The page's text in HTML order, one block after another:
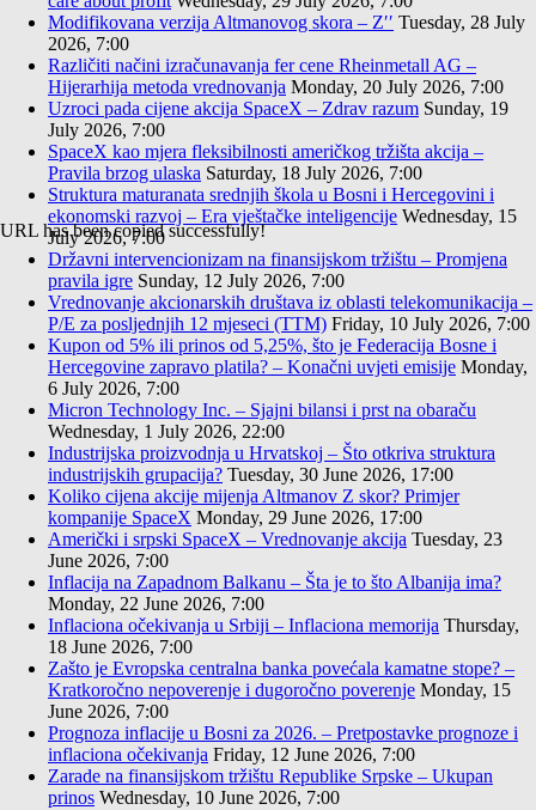
URL has been copied successfully!
Modifikovana verzija Altmanovog skora – Z′′ Tuesday, 28 July
2026, 7:00
Različiti načini izračunavanja fer cene Rheinmetall AG –
Hijerarhija metoda vrednovanja Monday, 20 July 2026, 7:00
Uzroci pada cijene akcija SpaceX – Zdrav razum Sunday, 19
July 2026, 7:00
SpaceX kao mjera fleksibilnosti američkog tržišta akcija –
Pravila brzog ulaska Saturday, 18 July 2026, 7:00
Struktura maturanata srednjih škola u Bosni i Hercegovini i
ekonomski razvoj – Era vještačke inteligencije Wednesday, 15
July 2026, 7:00
Državni intervencionizam na finansijskom tržištu – Promjena
pravila igre Sunday, 12 July 2026, 7:00
Vrednovanje akcionarskih društava iz oblasti telekomunikacija –
P/E za posljednjih 12 mjeseci (TTM) Friday, 10 July 2026, 7:00
Kupon od 5% ili prinos od 5,25%, što je Federacija Bosne i
Hercegovine zapravo platila? – Konačni uvjeti emisije Monday,
6 July 2026, 7:00
Micron Technology Inc. – Sjajni bilansi i prst na obaraču
Wednesday, 1 July 2026, 22:00
Industrijska proizvodnja u Hrvatskoj – Što otkriva struktura
industrijskih grupacija? Tuesday, 30 June 2026, 17:00
Koliko cijena akcije mijenja Altmanov Z skor? Primjer
kompanije SpaceX Monday, 29 June 2026, 17:00
Američki i srpski SpaceX – Vrednovanje akcija Tuesday, 23
June 2026, 7:00
Inflacija na Zapadnom Balkanu – Šta je to što Albanija ima?
Monday, 22 June 2026, 7:00
Inflaciona očekivanja u Srbiji – Inflaciona memorija Thursday,
18 June 2026, 7:00
Zašto je Evropska centralna banka povećala kamatne stope? –
Kratkoročno nepoverenje i dugoročno poverenje Monday, 15
June 2026, 7:00
Prognoza inflacije u Bosni za 2026. – Pretpostavke prognoze i
inflaciona očekivanja Friday, 12 June 2026, 7:00
Zarade na finansijskom tržištu Republike Srpske – Ukupan
prinos Wednesday, 10 June 2026, 7:00